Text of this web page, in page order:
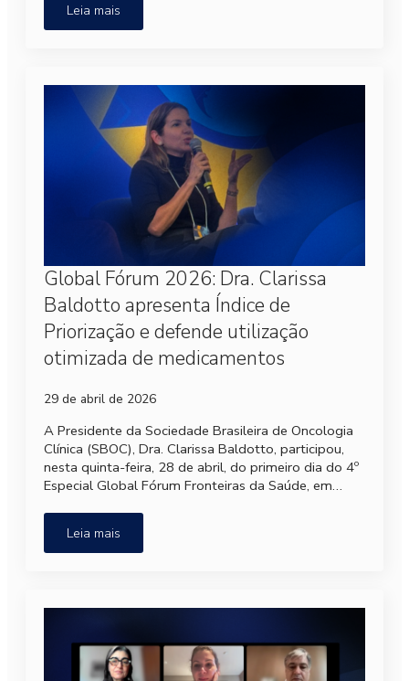
Leia mais
Global Fórum 2026: Dra. Clarissa
Baldotto apresenta Índice de
Priorização e defende utilização
otimizada de medicamentos
29 de abril de 2026
A Presidente da Sociedade Brasileira de Oncologia
Clínica (SBOC), Dra. Clarissa Baldotto, participou,
nesta quinta-feira, 28 de abril, do primeiro dia do 4º
Especial Global Fórum Fronteiras da Saúde, em…
Leia mais